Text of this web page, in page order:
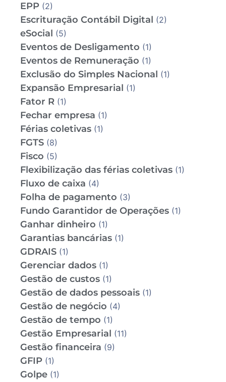
EPP (2)
Escrituração Contábil Digital (2)
eSocial (5)
Eventos de Desligamento (1)
Eventos de Remuneração (1)
Exclusão do Simples Nacional (1)
Expansão Empresarial (1)
Fator R (1)
Fechar empresa (1)
Férias coletivas (1)
FGTS (8)
Fisco (5)
Flexibilização das férias coletivas (1)
Fluxo de caixa (4)
Folha de pagamento (3)
Fundo Garantidor de Operações (1)
Ganhar dinheiro (1)
Garantias bancárias (1)
GDRAIS (1)
Gerenciar dados (1)
Gestão de custos (1)
Gestão de dados pessoais (1)
Gestão de negócio (4)
Gestão de tempo (1)
Gestão Empresarial (11)
Gestão financeira (9)
GFIP (1)
Golpe (1)